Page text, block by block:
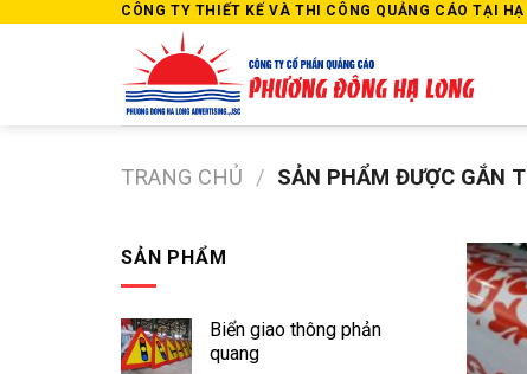
CÔNG TY THIẾT KẾ VÀ THI CÔNG QUẢNG CÁO TẠI
TRANG CHỦ / SẢN PHẨM ĐƯỢC GẮN
SẢN PHẨM
Biển giao thông phản
quang